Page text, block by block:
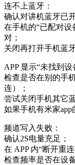
连不上蓝牙：
确认对讲机蓝牙已
在手机的“已配对
对；
关闭再打开手机蓝
APP 显示“未找到设
检查是否在别的手
连）；
尝试关闭手机其它
如果手机有米家app
频道写入失败：
确认2S电量充足；
在 APP 内“断开重
检查频率是否在设